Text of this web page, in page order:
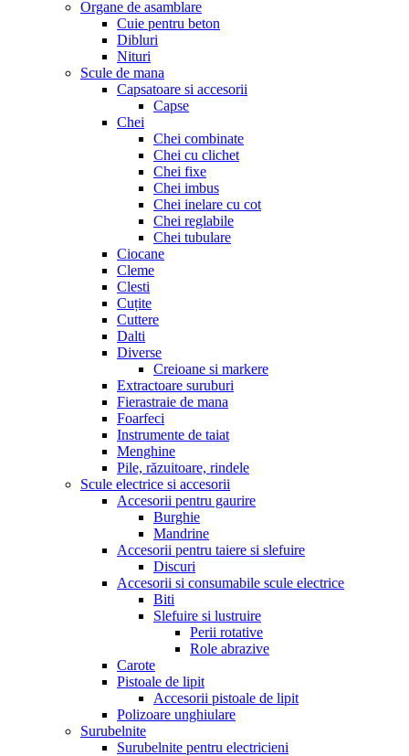
Organe de asamblare
Cuie pentru beton
Dibluri
Nituri
Scule de mana
Capsatoare si accesorii
Capse
Chei
Chei combinate
Chei cu clichet
Chei fixe
Chei imbus
Chei inelare cu cot
Chei reglabile
Chei tubulare
Ciocane
Cleme
Clesti
Cuțite
Cuttere
Dalti
Diverse
Creioane si markere
Extractoare suruburi
Fierastraie de mana
Foarfeci
Instrumente de taiat
Menghine
Pile, răzuitoare, rindele
Scule electrice si accesorii
Accesorii pentru gaurire
Burghie
Mandrine
Accesorii pentru taiere si slefuire
Discuri
Accesorii si consumabile scule electrice
Biti
Slefuire si lustruire
Perii rotative
Role abrazive
Carote
Pistoale de lipit
Accesorii pistoale de lipit
Polizoare unghiulare
Surubelnite
Surubelnite pentru electricieni